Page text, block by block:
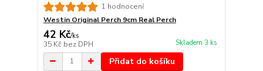
1 hodnocení
Westin Original Perch 9cm Real Perch
42 Kč/ks
35 Kč bez DPH Skladem 3 ks
Přidat do košíku